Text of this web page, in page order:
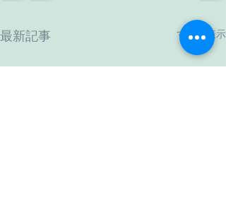
最新記事 すべて表示